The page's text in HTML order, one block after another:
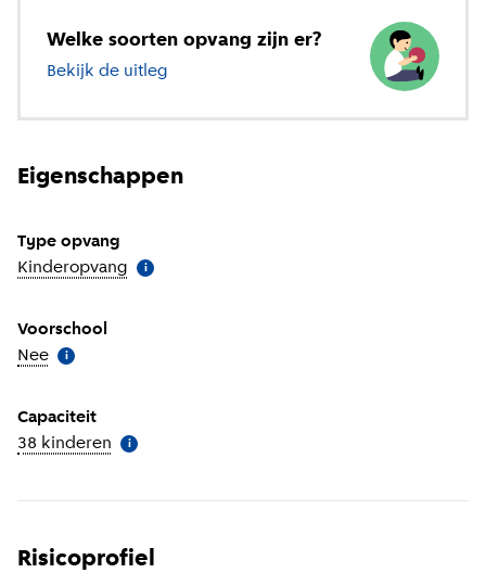
Welke soorten opvang zijn er?
Bekijk de uitleg over verschillende soorten opvang
Eigenschappen
Type opvang
Kinderopvang Meer informatie
i
Voorschool
Nee Meer informatie
i
Capaciteit
38 kinderen Meer informatie
i
Risicoprofiel